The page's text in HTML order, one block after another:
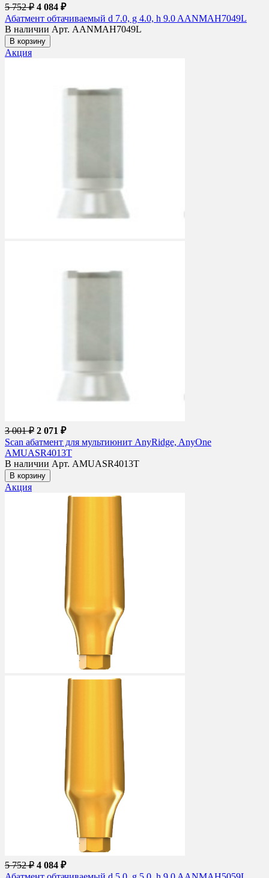
5 752 ₽ 4 084 ₽
Абатмент обтачиваемый d 7.0, g 4.0, h 9.0 AANMAH7049L
В наличии Арт. AANMAH7049L
В корзину
Акция
3 001 ₽ 2 071 ₽
Scan абатмент для мультиюнит AnyRidge, AnyOne
AMUASR4013T
В наличии Арт. AMUASR4013T
В корзину
Акция
5 752 ₽ 4 084 ₽